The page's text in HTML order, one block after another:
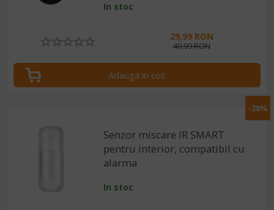
In stoc
29,99 RON
40,99 RON
Adauga in cos
-28%
Senzor miscare IR SMART
pentru interior, compatibil cu
alarma
In stoc